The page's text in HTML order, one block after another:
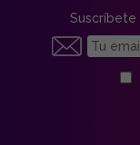
Suscríbete